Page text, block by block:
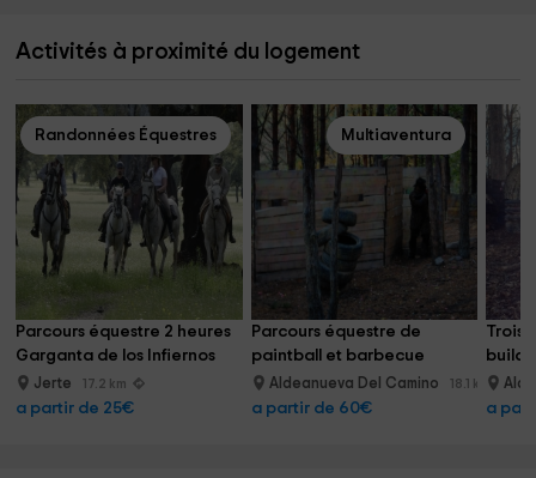
Activités à proximité du logement
Randonnées Équestres
Parcours équestre 2 heures
Garganta de los Infiernos
Jerte 17.2 km
a partir de 25€
Multiaventura
Parcours équestre de
paintball et barbecue
gymkhana Hervás
Aldeanueva Del Camino 18.1 km
a partir de 60€
Trois
a